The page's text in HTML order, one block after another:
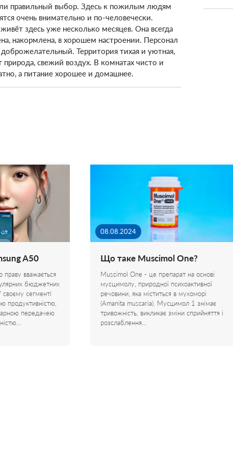
правильный выбор. Здесь к пожилым людям
очень внимательно и по-человечески.
здесь уже несколько месяцев. Она всегда
накормлена, в хорошем настроении. Персонал
Территория тихая и уютная,
природа, свежий воздух. В комнатах чисто и
а питание хорошее и домашнее.
A50
вважається
бюджетних
сегменті
продуктивністю,
передачею
08.08.2024
Що таке Muscimol One?
Muscimol One - це препарат на основі
мусцимолу, природної психоактивної
речовини, яка міститься в мухоморі
(Amanita muscaria). Мусцимол 1 знімає
тривожність, викликає зміни сприйняття і
розслаблення…